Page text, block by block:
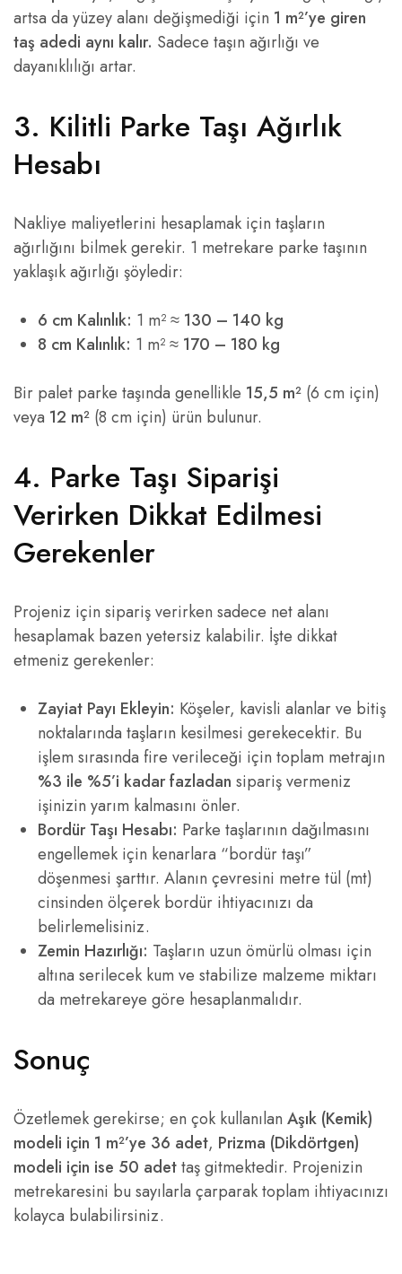
artsa da yüzey alanı değişmediği için 1 m²’ye giren
taş adedi aynı kalır. Sadece taşın ağırlığı ve
dayanıklılığı artar.
3. Kilitli Parke Taşı Ağırlık
Hesabı
Nakliye maliyetlerini hesaplamak için taşların
ağırlığını bilmek gerekir. 1 metrekare parke taşının
yaklaşık ağırlığı şöyledir:
6 cm Kalınlık: 1 m² ≈ 130 – 140 kg
8 cm Kalınlık: 1 m² ≈ 170 – 180 kg
Bir palet parke taşında genellikle 15,5 m² (6 cm için)
veya 12 m² (8 cm için) ürün bulunur.
4. Parke Taşı Siparişi
Verirken Dikkat Edilmesi
Gerekenler
Projeniz için sipariş verirken sadece net alanı
hesaplamak bazen yetersiz kalabilir. İşte dikkat
etmeniz gerekenler:
Zayiat Payı Ekleyin: Köşeler, kavisli alanlar ve bitiş
noktalarında taşların kesilmesi gerekecektir. Bu
işlem sırasında fire verileceği için toplam metrajın
%3 ile %5’i kadar fazladan sipariş vermeniz
işinizin yarım kalmasını önler.
Bordür Taşı Hesabı: Parke taşlarının dağılmasını
engellemek için kenarlara “bordür taşı”
döşenmesi şarttır. Alanın çevresini metre tül (mt)
cinsinden ölçerek bordür ihtiyacınızı da
belirlemelisiniz.
Zemin Hazırlığı: Taşların uzun ömürlü olması için
altına serilecek kum ve stabilize malzeme miktarı
da metrekareye göre hesaplanmalıdır.
Sonuç
Özetlemek gerekirse; en çok kullanılan Aşık (Kemik)
modeli için 1 m²’ye 36 adet, Prizma (Dikdörtgen)
modeli için ise 50 adettaş gitmektedir. Projenizin
metrekaresini bu sayılarla çarparak toplam ihtiyacınızı
kolayca bulabilirsiniz.